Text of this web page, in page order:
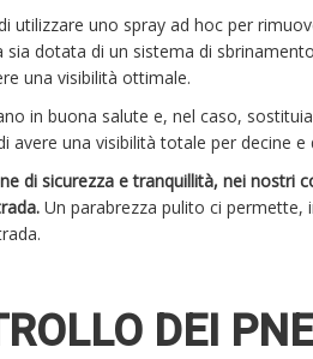
utilizzare uno spray ad hoc per
dotata di un sistema di
una visibilità ottimale.
in buona salute e, nel caso,
una visibilità totale per decine e
di sicurezza e tranquillità, nei nostri
Un parabrezza pulito ci permette,
DEI